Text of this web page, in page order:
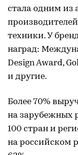
стала одним из
техники. У
наград:
Design Award,
и другие.
Более 70%
на зарубежных
100 стран и
на российском